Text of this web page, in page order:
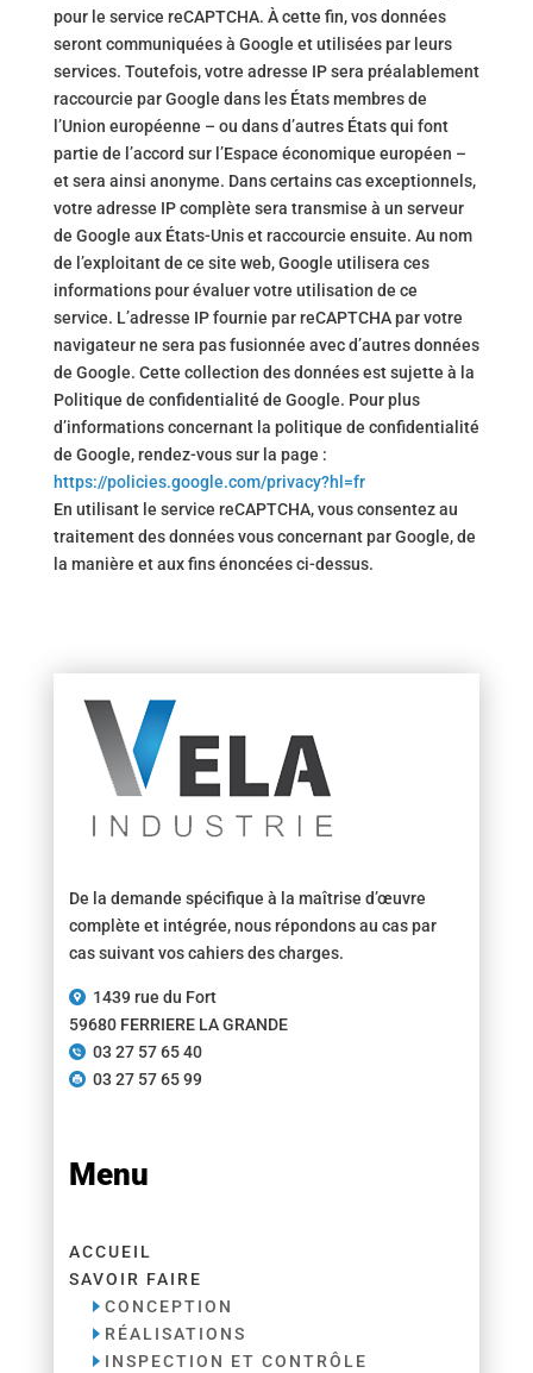
pour le service reCAPTCHA. À cette fin, vos données
seront communiquées à Google et utilisées par leurs
services. Toutefois, votre adresse IP sera préalablement
raccourcie par Google dans les États membres de
l’Union européenne – ou dans d’autres États qui font
partie de l’accord sur l’Espace économique européen –
et sera ainsi anonyme. Dans certains cas exceptionnels,
votre adresse IP complète sera transmise à un serveur
de Google aux États-Unis et raccourcie ensuite. Au nom
de l’exploitant de ce site web, Google utilisera ces
informations pour évaluer votre utilisation de ce
service. L’adresse IP fournie par reCAPTCHA par votre
navigateur ne sera pas fusionnée avec d’autres données
de Google. Cette collection des données est sujette à la
Politique de confidentialité de Google. Pour plus
d’informations concernant la politique de confidentialité
de Google, rendez-vous sur la page :
https://policies.google.com/privacy?hl=fr
En utilisant le service reCAPTCHA, vous consentez au
traitement des données vous concernant par Google, de
la manière et aux fins énoncées ci-dessus.
De la demande spécifique à la maîtrise d’œuvre
complète et intégrée, nous répondons au cas par
cas suivant vos cahiers des charges.
1439 rue du Fort
59680 FERRIERE LA GRANDE
03 27 57 65 40
03 27 57 65 99
Menu
ACCUEIL
SAVOIR FAIRE
CONCEPTION
RÉALISATIONS
INSPECTION ET CONTRÔLE